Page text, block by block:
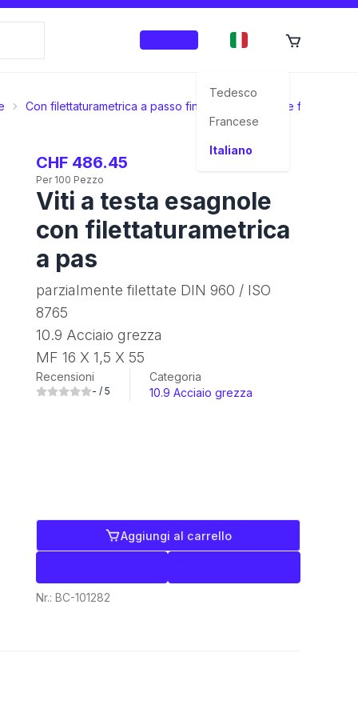
Tedesco
Francese
Italiano
Con filettaturametrica a passo fine Parzialmente filettate
CHF 486.45
Per 100 Pezzo
Viti a testa esagnole
con filettaturametrica
a pas
parzialmente filettate DIN 960 / ISO
8765
10.9 Acciaio grezza
MF 16 X 1,5 X 55
Recensioni
- / 5
Categoria
10.9 Acciaio grezza
Aggiungi al carrello
Nr.: BC-101282